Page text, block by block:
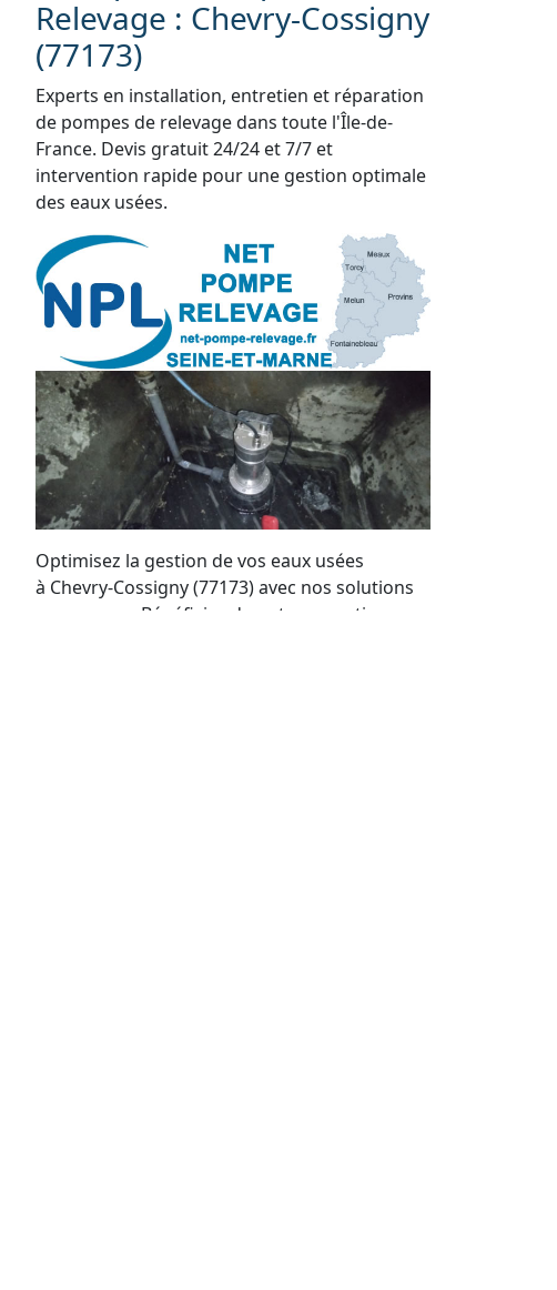
Relevage : Chevry-Cossigny
(77173)
Experts en installation, entretien et réparation
de pompes de relevage dans toute l'Île-de-
France. Devis gratuit 24/24 et 7/7 et
intervention rapide pour une gestion optimale
des eaux usées.
Optimisez la gestion de vos eaux usées
à Chevry-Cossigny (77173) avec nos solutions
sur mesure. Bénéficiez de notre expertise